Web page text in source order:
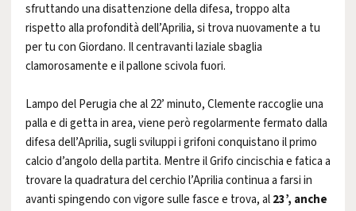
sfruttando una disattenzione della difesa, troppo alta
rispetto alla profondità dell’Aprilia, si trova nuovamente a tu
per tu con Giordano. Il centravanti laziale sbaglia
clamorosamente e il pallone scivola fuori.
Lampo del Perugia che al 22’ minuto, Clemente raccoglie una
palla e di getta in area, viene però regolarmente fermato dalla
difesa dell’Aprilia, sugli sviluppi i grifoni conquistano il primo
calcio d’angolo della partita. Mentre il Grifo cincischia e fatica a
trovare la quadratura del cerchio l’Aprilia continua a farsi in
avanti spingendo con vigore sulle fasce e trova, al23’, anche